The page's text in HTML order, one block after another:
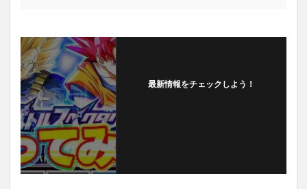
最新情報をチェックしよう！